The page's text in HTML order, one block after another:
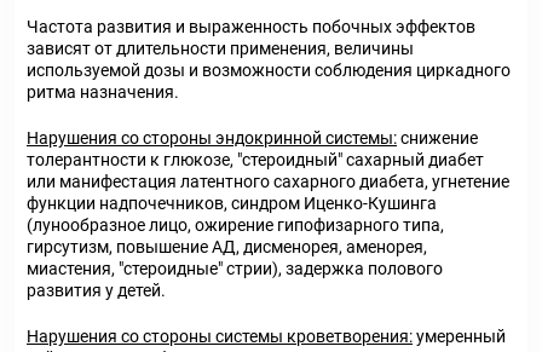
Частота развития и выраженность побочных эффектов
зависят от длительности применения, величины
используемой дозы и возможности соблюдения циркадного
ритма назначения.
Нарушения со стороны эндокринной системы:снижение
толерантности к глюкозе, "стероидный" сахарный диабет
или манифестация латентного сахарного диабета, угнетение
функции надпочечников, синдром Иценко-Кушинга
(лунообразное лицо, ожирение гипофизарного типа,
гирсутизм, повышение АД, дисменорея, аменорея,
миастения, "стероидные" стрии), задержка полового
развития у детей.
Нарушения со стороны системы кроветворения:умеренный